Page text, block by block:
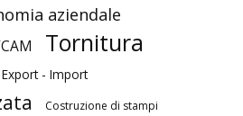
aziendale
Tornitura
Export - Import
Costruzione di stampi